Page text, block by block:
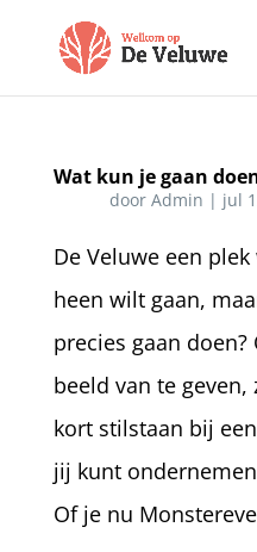
Wat kun je gaan
door Admin | jul
De Veluwe een
heen wilt gaan,
precies gaan
beeld van te
kort stilstaan bij
jij kunt
Of je nu